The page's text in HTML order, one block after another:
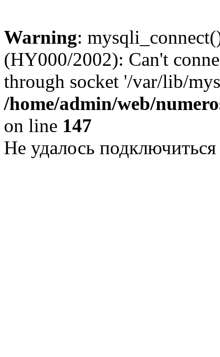
Warning:
(HY000/2002): Can't
through socket '/var/lib/
/home/admin/web/
on line 147
Не удалось